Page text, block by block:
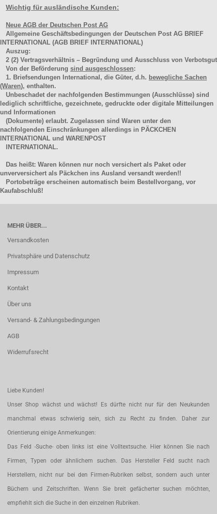
Wichtig für ausländische Kunden:
Neue AGB der Deutschen Post AG
Allgemeine Geschäftsbedingungen der Deutschen Post AG BRIEF
INTERNATIONAL (AGB BRIEF INTERNATIONAL)
Auszug:
2 (2) Vertragsverhältnis – Begründung und Ausschluss von Verbotsgut
Von der Beförderung sind ausgeschlossen:
1. Briefsendungen International, die Güter, d.h. bewegliche Sachen
(Waren), enthalten.
Unbeschadet der nachfolgenden Bestimmungen (Ausschlüsse) sind
lediglich schriftliche, gezeichnete, gedruckte oder digitale Mitteilungen
und Informationen
(Dokumente) erlaubt. Zugelassen sind Waren unter den
nachfolgenden Einschränkungen allerdings in PÄCKCHEN
INTERNATIONAL und WARENPOST
INTERNATIONAL.
Das heißt: Waren können nur noch versichert als Paket oder
unverversichert als Päckchen ins Ausland versandt werden!!
Portobeträge erscheinen automatisch beim Bestellvorgang, vor
Kaufabschluß!
MEHR ÜBER...
Versandkosten
Privatsphäre und Datenschutz
Impressum
Kontakt
Über uns
Versand- & Zahlungsbedingungen
AGB
Widerrufsrecht
Liebe Kunden!
Unser Shop wächst und wächst! Es dürfte nicht nur für den Neukunden
manchmal etwas schwierig sein, sich zu Recht zu finden. Daher zur
Orientierung einige Anmerkungen:
Das Feld -Suche- oben links ist eine Volltextsuche. Hier können Sie nach
Firmen, Typen oder ähnlichem suchen. Das Hersteller Feld sucht nach
Herstellern, nicht nur bei den Firmen-Rubriken selbst, sondern auch unter
Büchern und Zeitschriften. Wenn Sie breit gefächerter suchen möchten,
empfiehlt sich die Suche in den einzelnen Rubriken.